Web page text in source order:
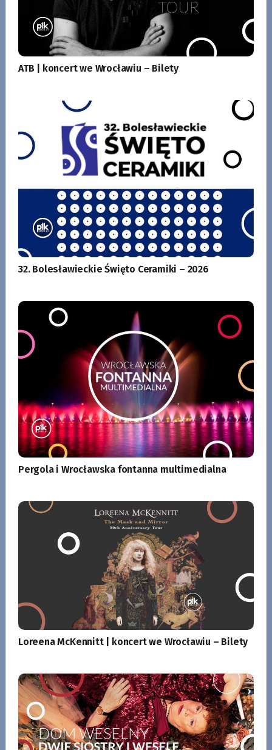
ATB | koncert we Wrocławiu – Bilety
32. Bolesławieckie Święto Ceramiki – 2026
Pergola i Wrocławska fontanna multimedialna
Loreena McKennitt | koncert we Wrocławiu – Bilety